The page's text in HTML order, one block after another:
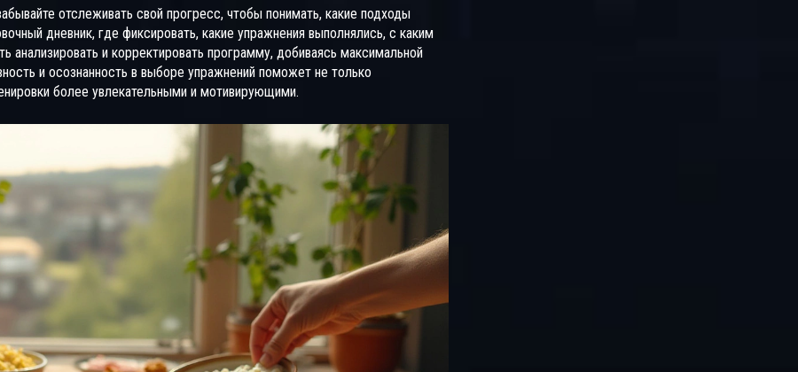
отслеживать свой прогресс, чтобы понимать, какие подходы
дневник, где фиксировать, какие упражнения выполнялись, с каким
анализировать и корректировать программу, добиваясь максимальной
и осознанность в выборе упражнений поможет не только
более увлекательными и мотивирующими.